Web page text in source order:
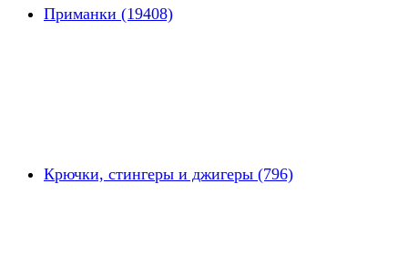
Приманки (19408)
Крючки, стингеры и джигеры (796)